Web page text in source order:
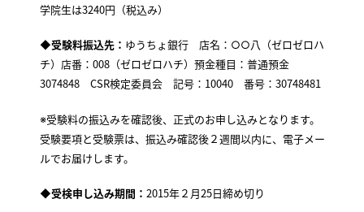
学院生は3240円（税込み）
◆受験料振込先： ゆうちょ銀行 店名：○○八（ゼロゼロハ
チ）店番：008（ゼロゼロハチ）預金種目：普通預金
3074848 CSR検定委員会 記号：10040 番号：30748481
※受験料の振込みを確認後、正式のお申し込みとなります。
受験要項と受験票は、振込み確認後２週間以内に、電子メー
ルでお届けします。
◆受検申し込み期間： 2015年２月25日締め切り